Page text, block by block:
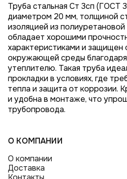
Труба стальная Ст 3сп (ГОСТ
диаметром 20 мм, толщиной
изоляцией из
обладает хорошими
характеристиками и защищен
окружающей среды
утеплителю. Такая труба
прокладки в условиях, где
тепла и защита от коррозии.
и удобна в монтаже, что
трубопровода.
О КОМПАНИИ
О компании
Доставка